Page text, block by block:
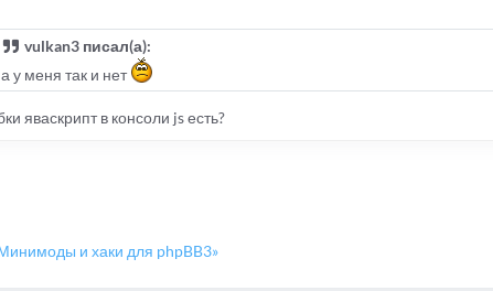
vulkan3 писал(а):
а у меня так и нет
яваскрипт в консоли js есть?
и хаки для phpBB3»